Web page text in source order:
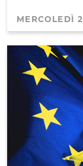
MERCOLEDÌ